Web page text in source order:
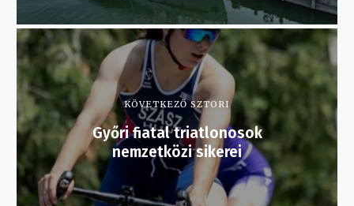
KÖVETKEZŐ SZTORI
Győri fiatal triatlonosok
nemzetközi sikerei